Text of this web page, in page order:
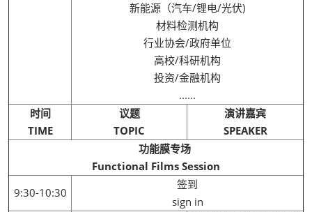
新能源（汽车/锂电/光伏)
材料检测机构
行业协会/政府单位
高校/科研机构
投资/金融机构
......
时间
TIME
议题
TOPIC
演讲嘉宾
SPEAKER
功能膜专场
Functional Films Session
9:30-10:30
签到
sign in